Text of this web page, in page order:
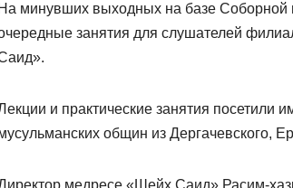
На минувших выходных на базе Соборной
занятия для слушателей
и практические занятия посетили
общин из Дергачевского,